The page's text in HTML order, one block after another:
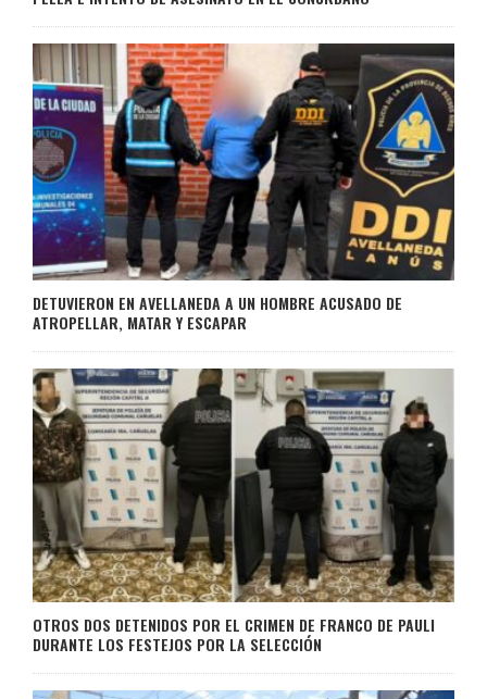
DETUVIERON EN AVELLANEDA A UN HOMBRE ACUSADO DE
ATROPELLAR, MATAR Y ESCAPAR
OTROS DOS DETENIDOS POR EL CRIMEN DE FRANCO DE PAULI
DURANTE LOS FESTEJOS POR LA SELECCIÓN